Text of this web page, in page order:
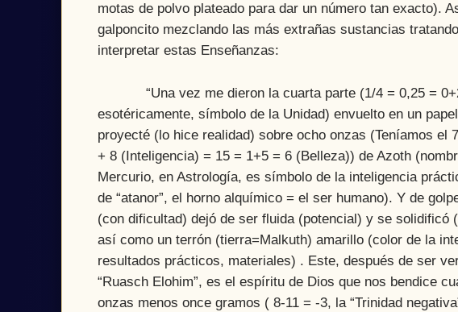
motas de polvo plateado para dar un número tan exacto).
galponcito mezclando las más extrañas sustancias
interpretar estas Enseñanzas:
“Una vez me dieron la cuarta parte (1/4 = 0,25 =
esotéricamente, símbolo de la Unidad) envuelto en un
proyecté (lo hice realidad) sobre ocho onzas (Teníamos el
+ 8 (Inteligencia) = 15 = 1+5 = 6 (Belleza)) de Azoth
Mercurio, en Astrología, es símbolo de la inteligencia
de “atanor”, el horno alquímico = el ser humano). Y de
(con dificultad) dejó de ser fluida (potencial) y se solidificó
así como un terrón (tierra=Malkuth) amarillo (color de la
resultados prácticos, materiales) . Este, después de ser
“Ruasch Elohim”, es el espíritu de Dios que nos bendice
onzas menos once gramos ( 8-11 = -3, la “Trinidad